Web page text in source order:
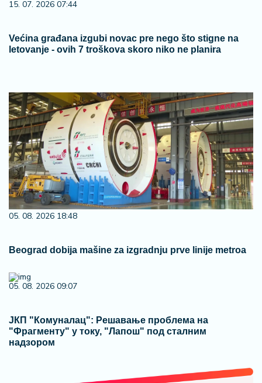
15. 07. 2026 07:44
Većina građana izgubi novac pre nego što stigne na
letovanje - ovih 7 troškova skoro niko ne planira
05. 08. 2026 18:48
Beograd dobija mašine za izgradnju prve linije metroa
05. 08. 2026 09:07
ЈКП "Комуналац": Решавање проблема на
"Фрагменту" у току, "Лапош" под сталним
надзором